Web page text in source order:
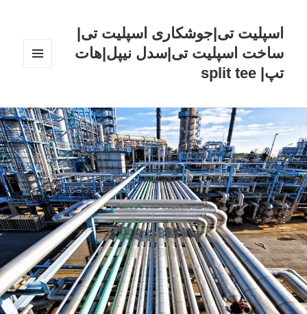
اسپلیت تی|جوشکاری اسپلیت تی|
ساخت اسپلیت تی|سدل نیپل|هات
تپ| split tee